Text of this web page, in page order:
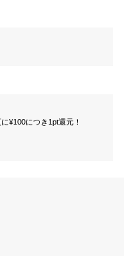
¥100につき1pt還元！